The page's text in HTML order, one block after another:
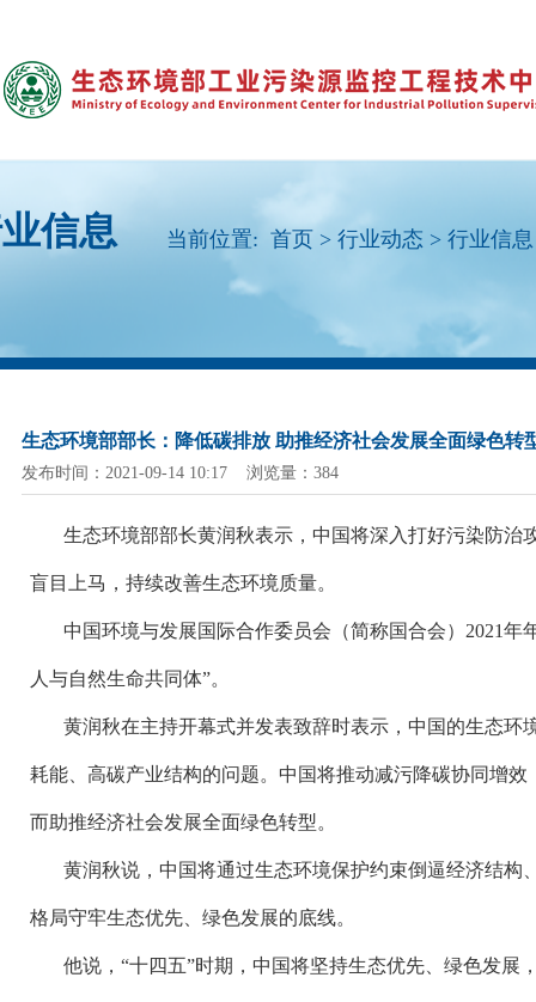
信息 当前位置: 首页 > 行业动态 > 行业信息
生态环境部部长：降低碳排放 助推经济社会发展全面绿色转
发布时间：2021-09-14 10:17 浏览量：384
生态环境部部长黄润秋表示，中国将深入打好污染防治
盲目上马，持续改善生态环境质量。
中国环境与发展国际合作委员会（简称国合会） 2021年
人与自然生命共同体”。
黄润秋在主持开幕式并发表致辞时表示，中国的生态环
耗能、高碳产业结构的问题。中国将推动减污降碳协同增
而助推经济社会发展全面绿色转型。
黄润秋说，中国将通过生态环境保护约束倒逼经济结构
格局守牢生态优先、绿色发展的底线。
他说， “十四五”时期，中国将坚持生态优先、绿色发展